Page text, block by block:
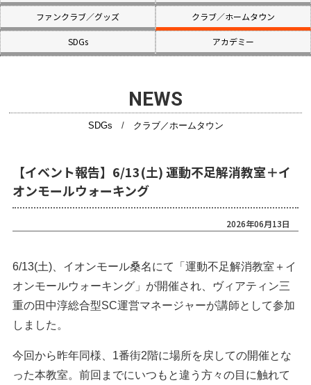
ファンクラブ／グッズ クラブ／ホームタウン
SDGs アカデミー
NEWS
SDGs / クラブ／ホームタウン
【イベント報告】6/13(土) 運動不足解消教室＋イ
オンモールウォーキング
2026年06月13日
6/13(土)、イオンモール桑名にて「運動不足解消教室＋イ
オンモールウォーキング」が開催され、ヴィアティン三
重の田中淳総合型SC運営マネージャーが講師として参加
しました。
今回から昨年同様、1番街2階に場所を戻しての開催とな
った本教室。前回までにいつもと違う方々の目に触れて